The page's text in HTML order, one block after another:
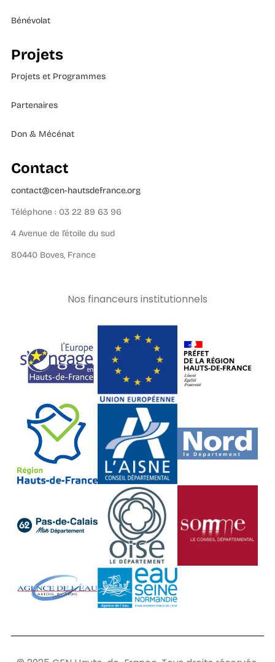
Bénévolat
Projets
Projets et Programmes
Partenaires
Don & Mécénat
Contact
contact@cen-hautsdefrance.org
Téléphone : 03 22 89 63 96
4 Avenue de l’étoile du sud
80440 Boves, France
Nos financeurs institutionnels